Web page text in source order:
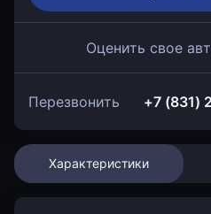
Оценить свое
+7 (831)
Перезвонить
Характеристики